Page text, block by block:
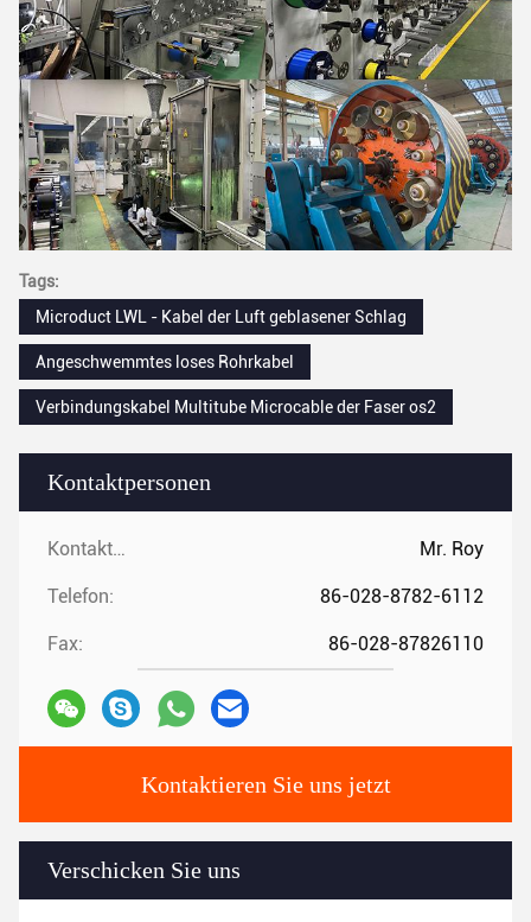
Kontaktpersonen
Kontaktpersonen: Mr. Roy
Telefon: 86-028-8782-6112
Fax: 86-028-87826110
Kontaktieren Sie uns jetzt
Verschicken Sie uns
Tags:
Microduct LWL - Kabel der Luft geblasener Schlag
Angeschwemmtes loses Rohrkabel
Verbindungskabel Multitube Microcable der Faser os2